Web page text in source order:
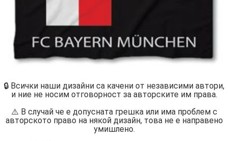
🔒 Всички наши дизайни са качени от независими автори,
и ние не носим отговорност за авторските им права.
⚠️ В случай че е допусната грешка или има проблем с
авторското право на някой дизайн, това не е направено
умишлено.